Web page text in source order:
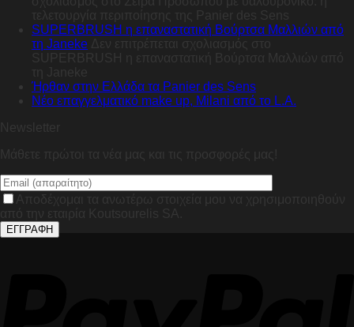
τελετουργία περιποίησης της Panier des Sens
SUPERBRUSH η επαναστατική Βούρτσα Μαλλιών από
τη Janeke Δεν επιτρέπεται σχολιασμός
SUPERBRUSH η επαναστατική Βούρτσα Μαλλιών από
τη Janeke
Ήρθαν στην Ελλάδα τα Panier des Sens
Nέο επαγγελματικό make up, Milani από το L.A.
Newsletter
Μάθετε πρώτοι τα νέα μας και τις προσφορές μας!
Αποδέχομαι τα ανωτέρω στοιχεία μου να χρησιμοποιηθούν
από την εταιρία Koutsourelis SA.